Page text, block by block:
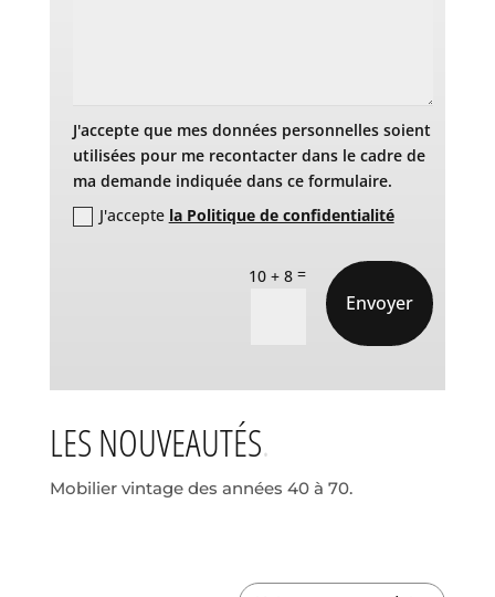
J'accepte que mes données personnelles soient
utilisées pour me recontacter dans le cadre de
ma demande indiquée dans ce formulaire.
J'accepte la Politique de confidentialité
10 + 8 =
Envoyer
LES NOUVEAUTÉS
Mobilier vintage des années 40 à 70.